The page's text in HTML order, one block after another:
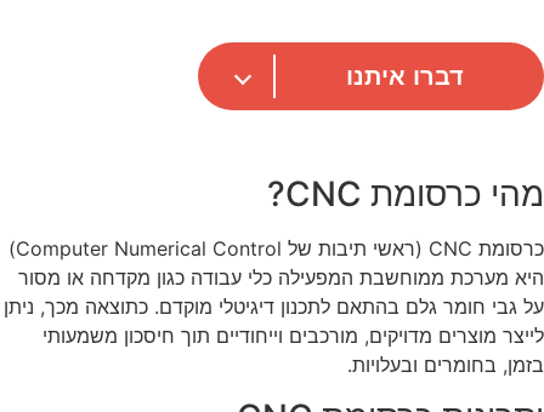
דברו איתנו
מהי כרסומת CNC?
כרסומת CNC (ראשי תיבות של Computer Numerical Control)
היא מערכת ממוחשבת המפעילה כלי עבודה כגון מקדחה או מסור
על גבי חומר גלם בהתאם לתכנון דיגיטלי מוקדם. כתוצאה מכך, ניתן
לייצר מוצרים מדויקים, מורכבים וייחודיים תוך חיסכון משמעותי
בזמן, בחומרים ובעלויות.